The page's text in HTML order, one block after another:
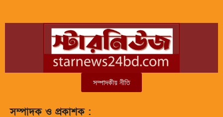
সম্পাদকীয় নীতি
সম্পাদক ও প্রকাশক :